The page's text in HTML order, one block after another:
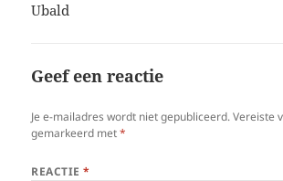
Ubald
Geef een reactie
Je e-mailadres wordt niet gepubliceerd. Vereiste
gemarkeerd met*
REACTIE*